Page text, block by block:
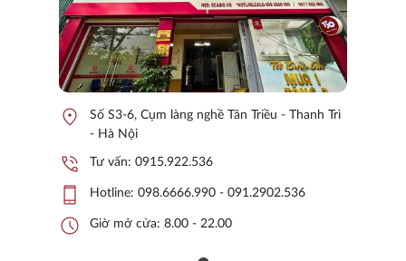
location_on
Số S3-6, Cụm làng nghề Tân Triều - Thanh Trì
- Hà Nội
phone_in_talk Tư vấn: 0915.922.536
phone_iphone Hotline: 098.6666.990 - 091.2902.536
schedule Giờ mở cửa: 8.00 - 22.00